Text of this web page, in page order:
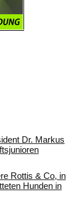
Dr. Markus
Rottis & Co, in
Hunden in